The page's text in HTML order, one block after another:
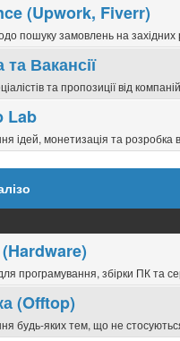
(Upwork, Fiverr)
пошуку замовлень на західних
Вакансії
та пропозиції від компаній
Lab
ідей, монетизація та розробка
(Hardware)
програмування, збірки ПК та
(Offtop)
будь-яких тем, що не